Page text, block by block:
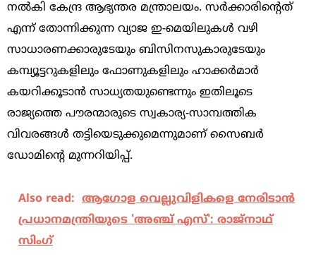
നല്‍കി കേന്ദ്ര ആഭ്യന്തര മന്ത്രാലയം. സര്‍ക്കാരിന്‍റെത്
എന്ന് തോന്നിക്കുന്ന വ്യാജ ഇ-മെയിലുകള്‍ വഴി
സാധാരണക്കാരുടേയും ബിസിനസുകാരുടേയും
കമ്പ്യൂട്ടറുകളിലും ഫോണുകളിലും ഹാക്കര്‍മാര്‍
കയറിക്കൂടാന്‍ സാധ്യതയുണ്ടെന്നും ഇതിലൂടെ
രാജ്യത്തെ പൗരന്മാരുടെ സ്വകാര്യ-സാമ്പത്തിക
വിവരങ്ങള്‍ തട്ടിയെടുക്കുമെന്നുമാണ് സൈബര്‍
ഡോമിന്‍റെ മുന്നറിയിപ്പ്.
Also read: ആഗോള വെല്ലുവിളികളെ നേരിടാന്‍
പ്രധാനമന്ത്രിയുടെ 'അഞ്ച് എസ്': രാജ്‌നാഥ്
സിംഗ്